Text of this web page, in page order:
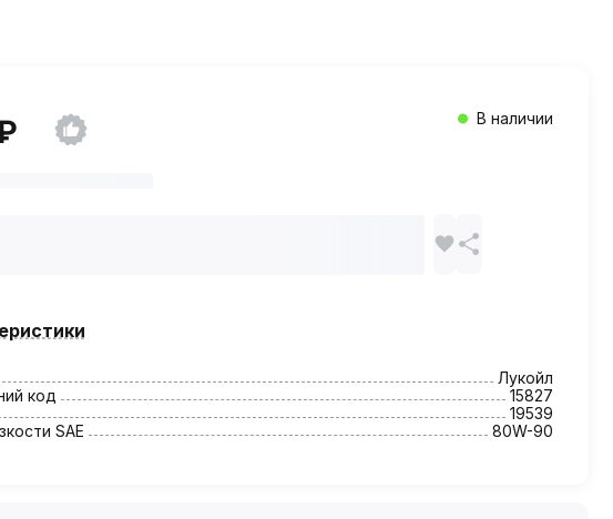
В наличии
Лукойл
код
15827
19539
SAE
80W-90